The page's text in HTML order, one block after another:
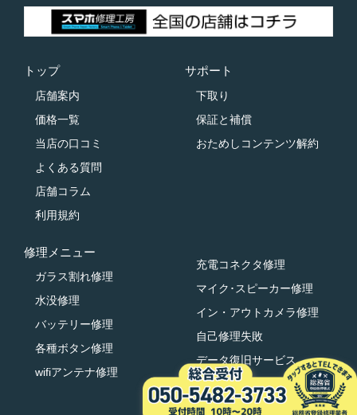
トップ
店舗案内
価格一覧
当店の口コミ
よくある質問
店舗コラム
利用規約
サポート
下取り
保証と補償
おためしコンテンツ解約
修理メニュー
ガラス割れ修理
水没修理
バッテリー修理
各種ボタン修理
wifiアンテナ修理
充電コネクタ修理
マイク･スピーカー修理
イン・アウトカメラ修理
自己修理失敗
データ復旧サービス